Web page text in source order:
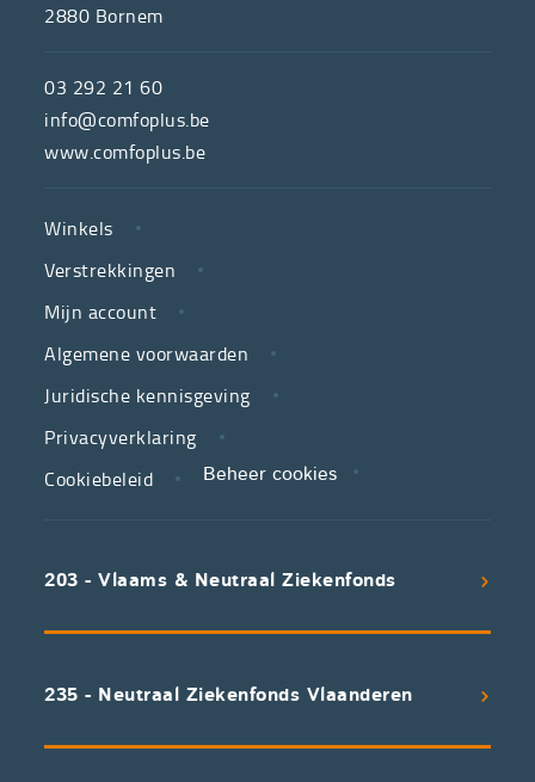
de
hulpmiddelenwinkel
van
neutrale
ziekenfondsen,
is
partner
in
zorg.
We
voorwaarden
uitstekend
waarvan
2880 Bornem
03 292 21 60
info@comfoplus.be
www.comfoplus.be
LINKS
Winkels
Verstrekkingen
Mijn account
Algemene voorwaarden
Juridische kennisgeving
Privacyverklaring
Cookiebeleid
Beheer cookies
203 - Vlaams & Neutraal Ziekenfonds
235 - Neutraal Ziekenfonds Vlaanderen